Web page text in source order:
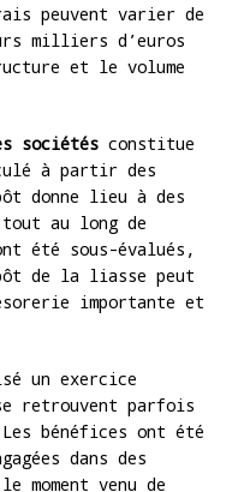
peuvent varier de
milliers d’euros
et le volume
sociétés constitue
à partir des
donne lieu à des
au long de
été sous-évalués,
de la liasse peut
importante et
un exercice
retrouvent parfois
bénéfices ont été
dans des
moment venu de